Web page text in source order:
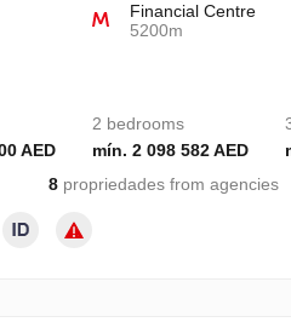
Financial Centre
5200m
AED
2 bedrooms
mín. 2 098 582 AED
8propriedades from agencies